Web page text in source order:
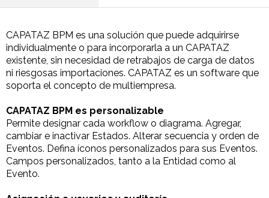
CAPATAZ BPM es una solución que puede adquirirse
individualmente o para incorporarla a un CAPATAZ
existente, sin necesidad de retrabajos de carga de datos
ni riesgosas importaciones. CAPATAZ es un software que
soporta el concepto de multiempresa.
CAPATAZ BPM es personalizable
Permite designar cada workflow o diagrama. Agregar,
cambiar e inactivar Estados. Alterar secuencia y orden de
Eventos. Defina íconos personalizados para sus Eventos.
Campos personalizados, tanto a la Entidad como al
Evento.